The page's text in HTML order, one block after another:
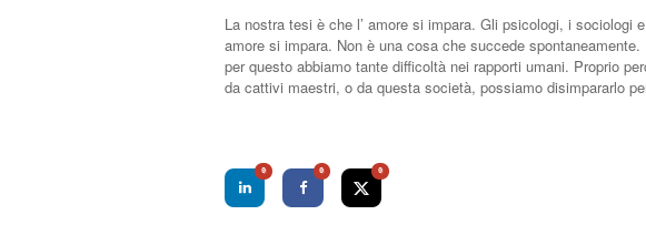
La nostra tesi è che l’ amore si impara. Gli psicologi, i sociologi
amore si impara. Non è una cosa che succede
per questo abbiamo tante difficoltà nei rapporti umani. Proprio
da cattivi maestri, o da questa società, possiamo disimpararlo
0 0 0